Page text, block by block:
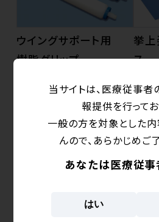
当サイトは、医療従事
報提供を行ってお
一般の方を対象とした
んので、あらかじめご
あなたは医療従事
はい
ウイングサポート用
樹脂グリップ
型番：ESF-WGG
ウイングサポート用のオー
ル樹脂製グリップです。
挙上
ス
型番
各種
し、
斜さ
ます。